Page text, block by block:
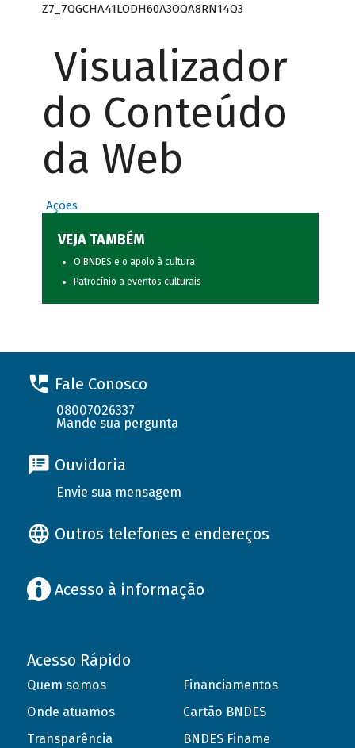
Z7_7QGCHA41LODH60A3OQA8RN14Q3
Visualizador
do Conteúdo
da Web
Ações
VEJA TAMBÉM
O BNDES e o apoio à cultura
Patrocínio a eventos culturais
Fale Conosco
08007026337
Mande sua pergunta
Ouvidoria
Envie sua mensagem
Outros telefones e endereços
Acesso à informação
Acesso Rápido
Quem somos
Onde atuamos
Transparência
Financiamentos
Cartão BNDES
BNDES Finame